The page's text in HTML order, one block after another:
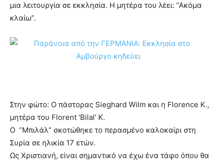
μια λειτουργία σε εκκλησία. Η μητέρα του λέει: “Ακόμα
κλαίω”.
Στην φώτο: Ο πάστορας Sieghard Wilm και η Florence K.,
μητέρα του Florent ‘Bilal’ K.
Ο “Μπιλάλ” σκοτώθηκε το περασμένο καλοκαίρι στη
Συρία σε ηλικία 17 ετών.
Ως Χριστιανή, είναι σημαντικό να έχω ένα τάφο όπου θα